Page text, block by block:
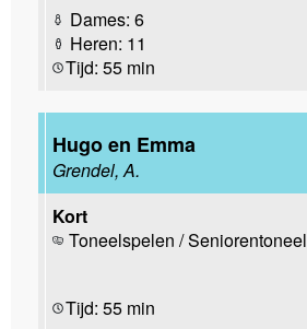
Dames: 6
Heren: 11
Tijd: 55 min
Hugo en Emma
Grendel, A.
Kort
Toneelspelen / Seniorentoneel
Tijd: 55 min